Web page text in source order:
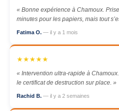
« Bonne expérience à Chamoux.
minutes pour les papiers, mais tout
Fatima O. — il y a 1 mois
★★★★★
« Intervention ultra-rapide à
le certificat de destruction sur place. »
Rachid B. — il y a 2 semaines